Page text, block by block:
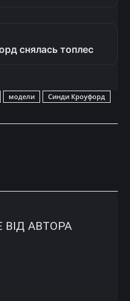
снялась топлес
модели Синди Кроуфорд
ВІД АВТОРА